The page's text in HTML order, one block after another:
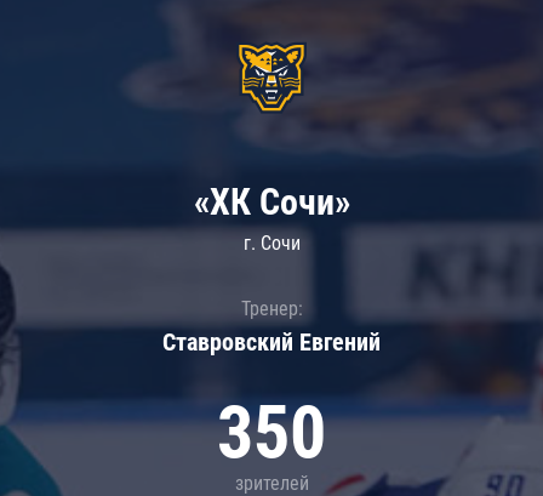
«ХК Сочи»
г. Сочи
Тренер:
Ставровский Евгений
350
зрителей